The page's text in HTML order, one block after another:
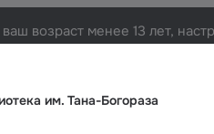
им. Тана-Богораза
возраст менее 13 лет,